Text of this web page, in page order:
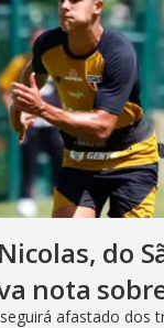
do
nota
afastado dos